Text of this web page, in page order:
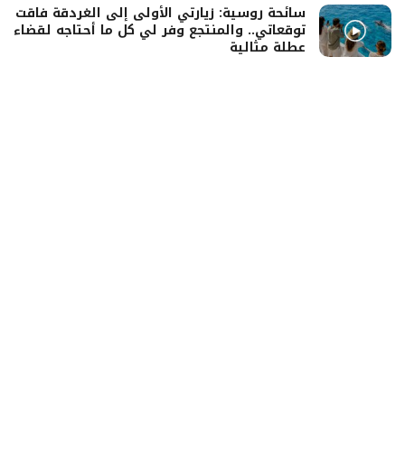
سائحة روسية: زيارتي الأولى إلى الغردقة فاقت
توقعاتي.. والمنتجع وفر لي كل ما أحتاجه لقضاء
عطلة مثالية